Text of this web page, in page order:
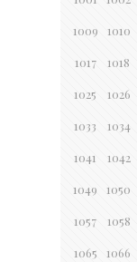
1009 1010
1017 1018
1025 1026
1033 1034
1041 1042
1049 1050
1057 1058
1065 1066